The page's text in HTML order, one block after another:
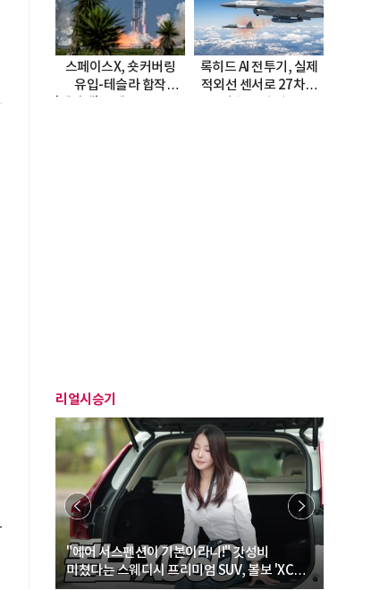
스페이스X, 숏커버링
유입-테슬라 합작
록히드 AI 전투기, 실제
적외선 센서로 27차례
리얼시승기
여성·
"에어 서스펜션이 기본이라니!" 갓성비
미쳤다는 스웨디시 프리미엄 SUV, 볼보 'XC60